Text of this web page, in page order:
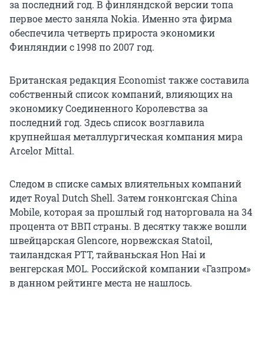
за последний год. В финляндской версии топа
первое место заняла Nokia. Именно эта фирма
обеспечила четверть прироста экономики
Финляндии с 1998 по 2007 год.
Британская редакция Economist также составила
собственный список компаний, влияющих на
экономику Соединенного Королевства за
последний год. Здесь список возглавила
крупнейшая металлургическая компания мира
Arcelor Mittal.
Следом в списке самых влиятельных компаний
идет Royal Dutch Shell. Затем гонконгская China
Mobile, которая за прошлый год наторговала на 34
процента от ВВП страны. В десятку также вошли
швейцарская Glencore, норвежская Statoil,
таиландская PTT, тайваньская Hon Hai и
венгерская MOL. Российской компании «Газпром»
в данном рейтинге места не нашлось.